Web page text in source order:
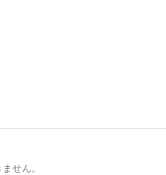
せん。